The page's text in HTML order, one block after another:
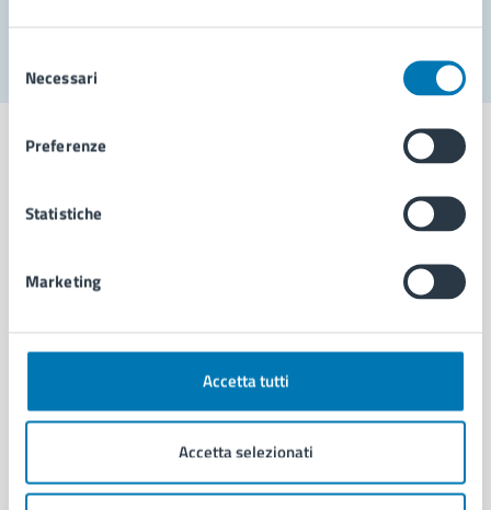
delNecessari
Preferenze
Statistiche
Marketing
Accetta tutti
Accetta selezionati
Comune di Napoli
AMMINISTRAZIONE
Organi di governo
Enti e fondazioni
Personale amministrativo